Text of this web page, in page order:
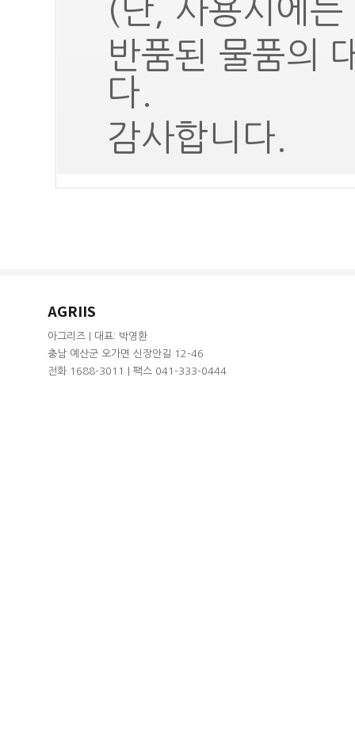
(단, 사용시에
반품된 물품의
다.
감사합니다.
AGRIIS
아그리즈 | 대표: 박영환
충남 예산군 오가면 신장안길 12-46
전화 1688-3011 | 팩스 041-333-0444